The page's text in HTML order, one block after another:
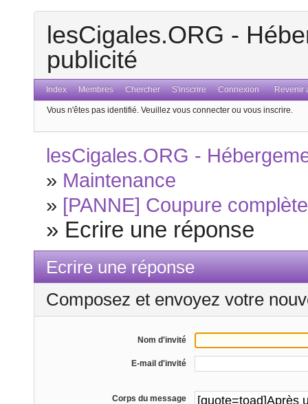
lesCigales.ORG -
publicité
Index Membres Chercher S'inscrire Connexion Revenir
Vous n'êtes pas identifié. Veuillez vous connecter ou vous inscrire.
lesCigales.ORG -
» Maintenance
» [PANNE] Coupure
» Ecrire une réponse
Ecrire une réponse
Composez et envoyez votre
Nom d'invité
E-mail d'invité
Corps du message